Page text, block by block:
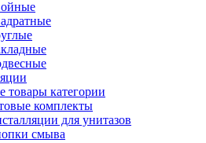
товары категории
комплекты
для унитазов
смыва